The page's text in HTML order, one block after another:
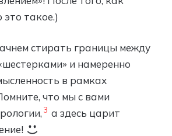
это такое.)
стирать границы между
и намеренно
в рамках
что мы с вами
3 а здесь царит